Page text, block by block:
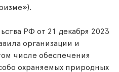
РФ от 21 декабря 2023
организации и
числе обеспечения
охраняемых природных